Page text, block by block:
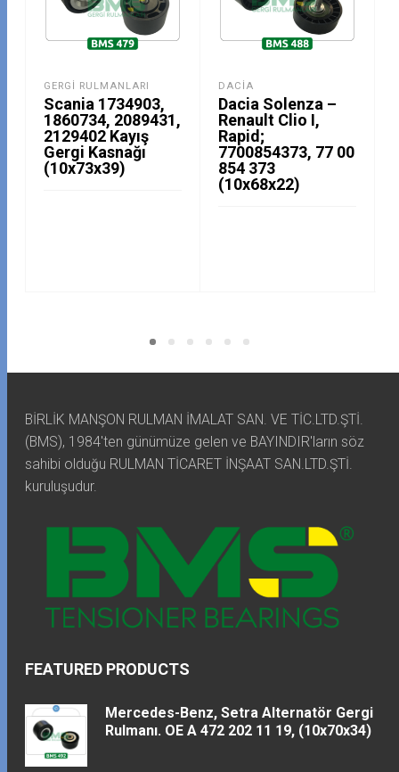
GERGI RULMANLARI
Scania 1734903,
1860734, 2089431,
2129402 Kayış
Gergi Kasnağı
(10x73x39)
DACIA
Dacia Solenza –
Renault Clio I,
Rapid;
7700854373, 77 00
854 373
(10x68x22)
BİRLİK MANŞON RULMAN İMALAT SAN. VE TİC.LTD.ŞTİ.
(BMS), 1984'ten günümüze gelen ve BAYINDIR'ların söz
sahibi olduğu RULMAN TİCARET İNŞAAT SAN.LTD.ŞTİ.
kuruluşudur.
FEATURED PRODUCTS
Mercedes-Benz, Setra Alternatör Gergi
Rulmanı. OE A 472 202 11 19, (10x70x34)